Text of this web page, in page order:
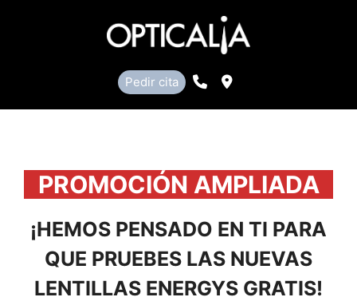
Pedir cita LlamarLocalización
PROMOCIÓN AMPLIADA
¡HEMOS PENSADO EN TI PARA
QUE PRUEBES LAS NUEVAS
LENTILLAS ENERGYS GRATIS!